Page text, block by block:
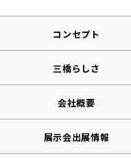
コンセプト
三橋らしさ
会社概要
展示会出展情報